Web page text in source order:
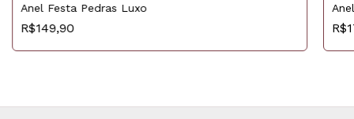
Anel Festa Pedras Luxo
R$149,90